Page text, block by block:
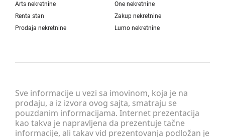
Sve informacije u vezi sa imovinom, koja je na
prodaju, a iz izvora ovog sajta, smatraju se
pouzdanim informacijama. Internet prezentacija
kao takva je napravljena da prezentuje tačne
informacije, ali takav vid prezentovanja podložan je
Arts nekretnine
One nekretnine
Renta stan
Zakup nekretnine
Prodaja nekretnine
Lumo nekretnine